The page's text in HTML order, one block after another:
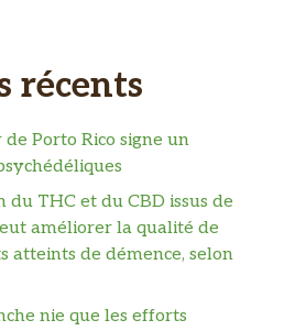
récents
Porto Rico signe un
du THC et du CBD issus de
améliorer la qualité de
atteints de démence, selon
nie que les efforts